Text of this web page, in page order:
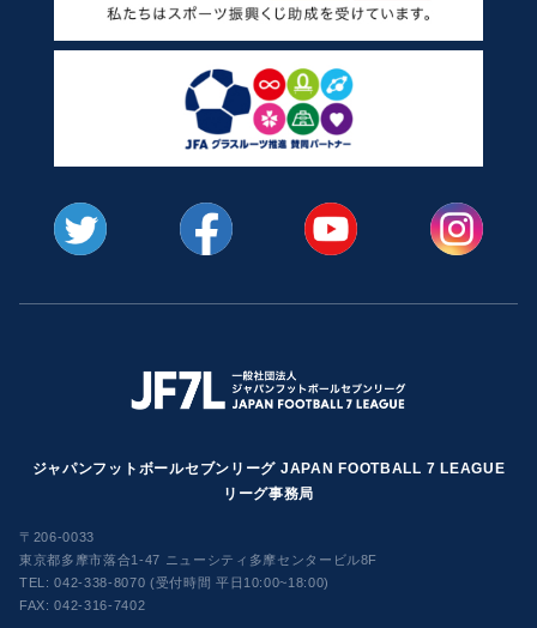
ジャパンフットボールセブンリーグ JAPAN FOOTBALL 7 LEAGUE
リーグ事務局
〒206-0033
東京都多摩市落合1-47 ニューシティ多摩センタービル8F
TEL:042-338-8070 (受付時間 平日10:00~18:00)
FAX: 042-316-7402